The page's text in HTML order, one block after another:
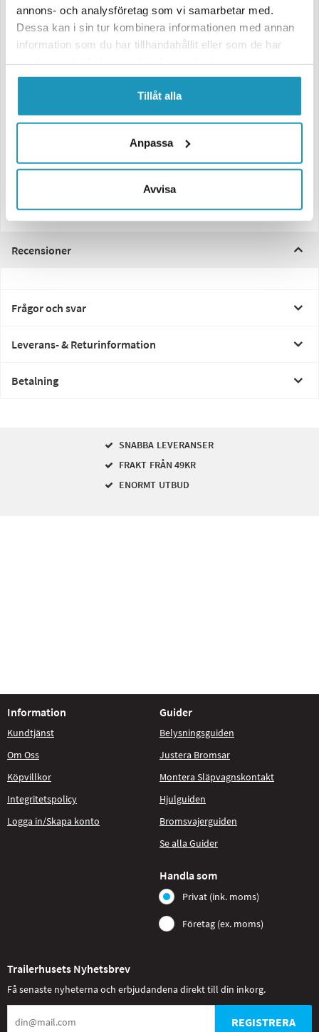
annons- och analysföretag som vi samarbetar med.
Dessa kan i sin tur kombinera informationen med annan
information som du har tillhandahållit eller som de har
Tillåt alla
Anpassa
Avvisa
LED Arbetslampa – 4100 Lumen, svart hölje, kompakt design
Denna kraftfulla LED-arbetslampa från VALERYD levererar4100 lumen
med hjälp av högeffektiva CREE LED-dioder. Lampan är inbyggd i ett
robustaluminiumhussom säkerställer optimal ljusstyrka,
tillförlitlighet och lång livslängd – även under krävande förhållanden.
Med en effekt på cirka34Woch ett smidigtskruvfästeär lampan lätt att
montera. Den medföljande150 mm kabelnförenklar installationen
Tack vare sina kompakta mått (100x100x74 mm) kan lampan enkelt
jordbruk, byggnation, transport
Recensioner
Frågor och svar
Leverans- & Returinformation
Betalning
SNABBA LEVERANSER
FRAKT FRÅN 49KR
ENORMT UTBUD
Information
Kundtjänst
Om Oss
Köpvillkor
Integritetspolicy
Logga in/Skapa konto
Guider
Belysningsguiden
Justera Bromsar
Montera Släpvagnskontakt
Hjulguiden
Bromsvajerguiden
Se alla Guider
Handla som
Privat (ink. moms)
Företag (ex. moms)
Trailerhusets Nyhetsbrev
Få senaste nyheterna och erbjudandena direkt till din inkorg.
REGISTRERA